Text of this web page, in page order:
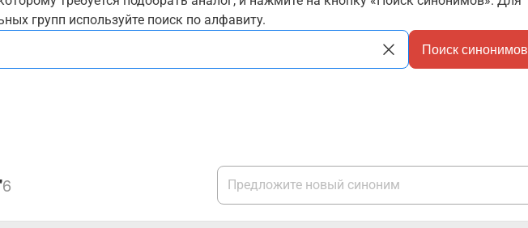
групп используйте поиск по алфавиту.
Поиск синонимов
6